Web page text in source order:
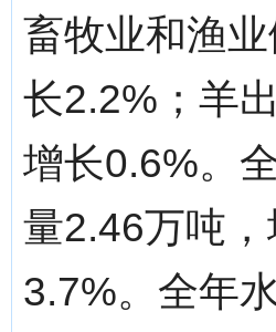
畜牧业和渔
长2.2%；羊
增长0.6%。
量2.46万吨
3.7%。全年